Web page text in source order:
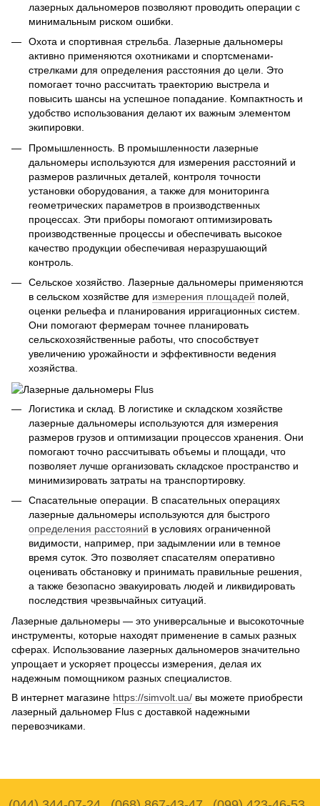
лазерных дальномеров позволяют проводить операции с
минимальным риском ошибки.
Охота и спортивная стрельба. Лазерные дальномеры
активно применяются охотниками и спортсменами-
стрелками для определения расстояния до цели. Это
помогает точно рассчитать траекторию выстрела и
повысить шансы на успешное попадание. Компактность и
удобство использования делают их важным элементом
экипировки.
Промышленность. В промышленности лазерные
дальномеры используются для измерения расстояний и
размеров различных деталей, контроля точности
установки оборудования, а также для мониторинга
геометрических параметров в производственных
процессах. Эти приборы помогают оптимизировать
производственные процессы и обеспечивать высокое
качество продукции обеспечивая неразрушающий
контроль.
Сельское хозяйство. Лазерные дальномеры применяются
в сельском хозяйстве для измерения площадей полей,
оценки рельефа и планирования ирригационных систем.
Они помогают фермерам точнее планировать
сельскохозяйственные работы, что способствует
увеличению урожайности и эффективности ведения
хозяйства.
Логистика и склад. В логистике и складском хозяйстве
лазерные дальномеры используются для измерения
размеров грузов и оптимизации процессов хранения. Они
помогают точно рассчитывать объемы и площади, что
позволяет лучше организовать складское пространство и
минимизировать затраты на транспортировку.
Спасательные операции. В спасательных операциях
лазерные дальномеры используются для быстрого
определения расстояний в условиях ограниченной
видимости, например, при задымлении или в темное
время суток. Это позволяет спасателям оперативно
оценивать обстановку и принимать правильные решения,
а также безопасно эвакуировать людей и ликвидировать
последствия чрезвычайных ситуаций.
Лазерные дальномеры — это универсальные и высокоточные
инструменты, которые находят применение в самых разных
сферах. Использование лазерных дальномеров значительно
упрощает и ускоряет процессы измерения, делая их
надежным помощником разных специалистов.
В интернет магазине https://simvolt.ua/ вы можете приобрести
лазерный дальномер Flus с доставкой надежными
перевозчиками.